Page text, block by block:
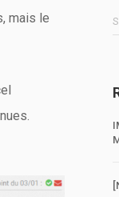
mais le